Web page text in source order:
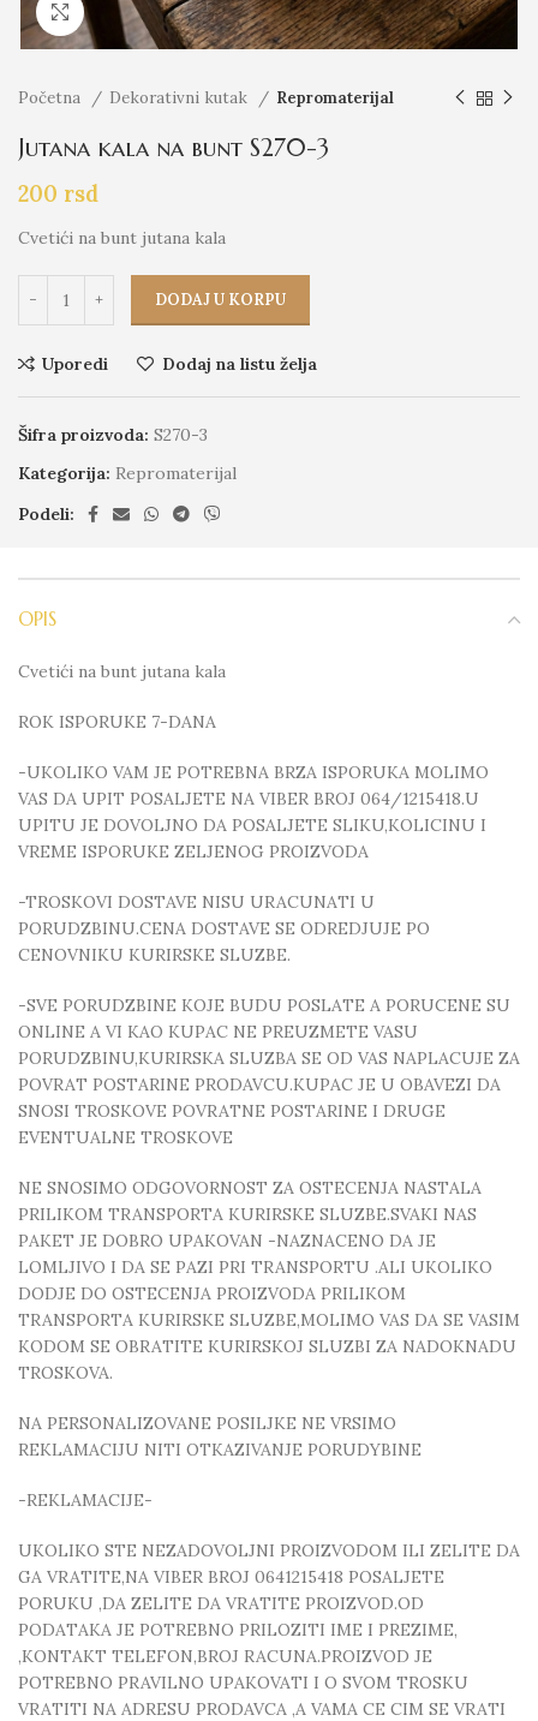
Click to enlarge
Početna Dekorativni kutak Repromaterijal
Jutana kala na bunt S270-3
200 rsd
Cvetići na bunt jutana kala
DODAJ U KORPU
Uporedi Dodaj na listu želja
Šifra proizvoda: S270-3
Kategorija: Repromaterijal
Podeli:
OPIS
Cvetići na bunt jutana kala
ROK ISPORUKE 7-DANA
-UKOLIKO VAM JE POTREBNA BRZA ISPORUKA MOLIMO
VAS DA UPIT POSALJETE NA VIBER BROJ 064/1215418.U
UPITU JE DOVOLJNO DA POSALJETE SLIKU,KOLICINU I
VREME ISPORUKE ZELJENOG PROIZVODA
-TROSKOVI DOSTAVE NISU URACUNATI U
PORUDZBINU.CENA DOSTAVE SE ODREDJUJE PO
CENOVNIKU KURIRSKE SLUZBE.
-SVE PORUDZBINE KOJE BUDU POSLATE A PORUCENE SU
ONLINE A VI KAO KUPAC NE PREUZMETE VASU
PORUDZBINU,KURIRSKA SLUZBA SE OD VAS NAPLACUJE ZA
POVRAT POSTARINE PRODAVCU.KUPAC JE U OBAVEZI DA
SNOSI TROSKOVE POVRATNE POSTARINE I DRUGE
EVENTUALNE TROSKOVE
NE SNOSIMO ODGOVORNOST ZA OSTECENJA NASTALA
PRILIKOM TRANSPORTA KURIRSKE SLUZBE.SVAKI NAS
PAKET JE DOBRO UPAKOVAN -NAZNACENO DA JE
LOMLJIVO I DA SE PAZI PRI TRANSPORTU .ALI UKOLIKO
DODJE DO OSTECENJA PROIZVODA PRILIKOM
TRANSPORTA KURIRSKE SLUZBE,MOLIMO VAS DA SE VASIM
KODOM SE OBRATITE KURIRSKOJ SLUZBI ZA NADOKNADU
TROSKOVA.
NA PERSONALIZOVANE POSILJKE NE VRSIMO
REKLAMACIJU NITI OTKAZIVANJE PORUDYBINE
-REKLAMACIJE-
UKOLIKO STE NEZADOVOLJNI PROIZVODOM ILI ZELITE DA
GA VRATITE,NA VIBER BROJ 0641215418 POSALJETE
PORUKU ,DA ZELITE DA VRATITE PROIZVOD.OD
PODATAKA JE POTREBNO PRILOZITI IME I PREZIME,
,KONTAKT TELEFON,BROJ RACUNA.PROIZVOD JE
POTREBNO PRAVILNO UPAKOVATI I O SVOM TROSKU
VRATITI NA ADRESU PRODAVCA ,A VAMA CE CIM SE VRATI